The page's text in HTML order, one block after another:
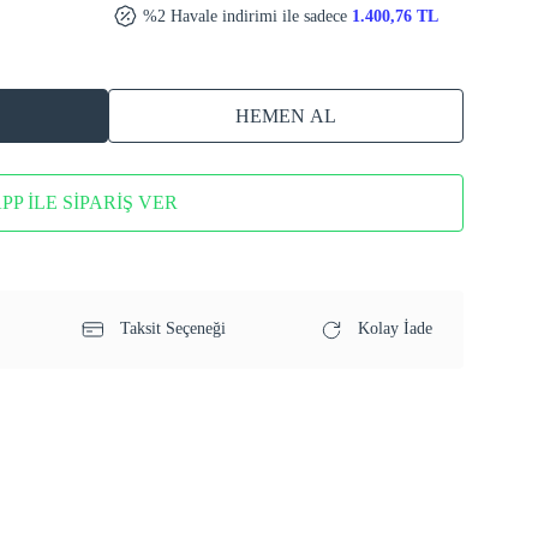
%2 Havale indirimi ile sadece 1.400,76 TL
HEMEN AL
İLE SİPARİŞ VER
Taksit Seçeneği Kolay İade